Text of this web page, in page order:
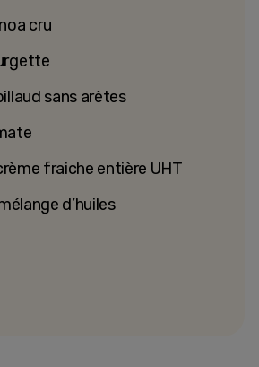
cru
sans arêtes
fraiche entière UHT
d’huiles